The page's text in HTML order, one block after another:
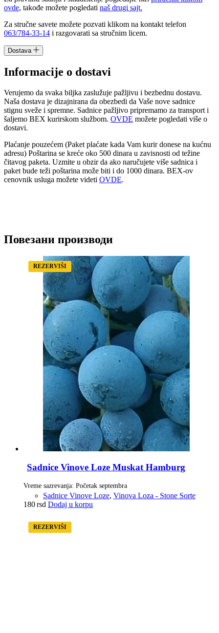
ovde, takođe možete pogledati naš drugi sajt.
Za stručne savete možete pozvati klikom na kontakt telefon
063/784-33-14 i razgovarati sa stručnim licem.
Dostava
Informacije o dostavi
Verujemo da svaka biljka zaslužuje pažljivu i bezbednu dostavu.
Naša dostava je dizajnirana da obezbedi da Vaše nove sadnice
stignu sveže i spremne. Sadnice pažljivo pripremamo za transport i
šaljemo BEX kurirskom službom. OVDE možete pogledati više o
dostavi.
Plaćanje pouzećem (Paket plaćate kada Vam kurir donese na kućnu
adresu) Poštarina se kreće oko 500 dinara u zavisnosti od težine
čitavog paketa. Uzmite u obzir da ako naručujete više sadnica i
paket bude teži poštarina može biti i do 1000 dinara. BEX-ov
cenovnik usluga možete videti OVDE.
Повезани производи
REZERVIŠI
Sadnice Vinove Loze Muskat Hamburg
Vreme sazrevanja: Početak septembra
Sadnice Vinove Loze, Vinova Loza - Stone Sorte
180rsd Dodaj u korpu
REZERVIŠI